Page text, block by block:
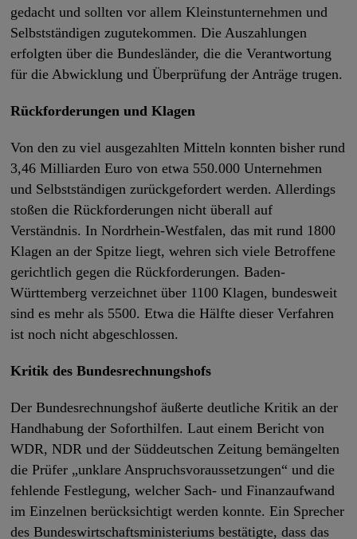
gedacht und sollten vor allem Kleinstunternehmen und
Selbstständigen zugutekommen. Die Auszahlungen
erfolgten über die Bundesländer, die die Verantwortung
für die Abwicklung und Überprüfung der Anträge trugen.
Rückforderungen und Klagen
Von den zu viel ausgezahlten Mitteln konnten bisher rund
3,46 Milliarden Euro von etwa 550.000 Unternehmen
und Selbstständigen zurückgefordert werden. Allerdings
stoßen die Rückforderungen nicht überall auf
Verständnis. In Nordrhein-Westfalen, das mit rund 1800
Klagen an der Spitze liegt, wehren sich viele Betroffene
gerichtlich gegen die Rückforderungen. Baden-
Württemberg verzeichnet über 1100 Klagen, bundesweit
sind es mehr als 5500. Etwa die Hälfte dieser Verfahren
ist noch nicht abgeschlossen.
Kritik des Bundesrechnungshofs
Der Bundesrechnungshof äußerte deutliche Kritik an der
Handhabung der Soforthilfen. Laut einem Bericht von
WDR, NDR und der Süddeutschen Zeitung bemängelten
die Prüfer „unklare Anspruchsvoraussetzungen“ und die
fehlende Festlegung, welcher Sach- und Finanzaufwand
im Einzelnen berücksichtigt werden konnte. Ein Sprecher
des Bundeswirtschaftsministeriums bestätigte, dass das